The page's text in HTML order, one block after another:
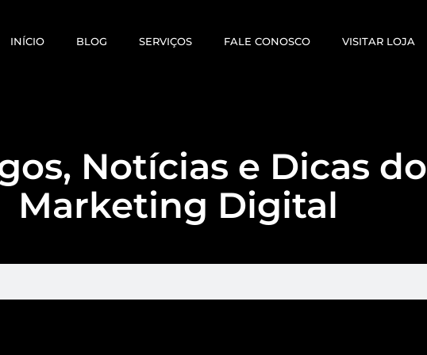
INÍCIO BLOG SERVIÇOS FALE CONOSCO VISITAR LOJA
Notícias e Dicas do
Marketing Digital